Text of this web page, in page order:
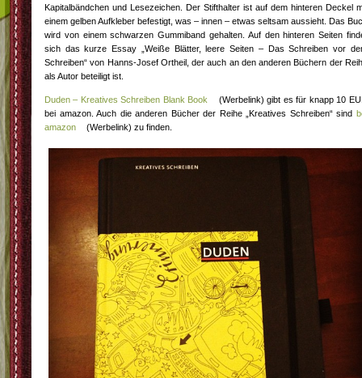
Kapitalbändchen und Lesezeichen. Der Stifthalter ist auf dem hinteren Deckel
einem gelben Aufkleber befestigt, was – innen – etwas seltsam aussieht. Das
wird von einem schwarzen Gummiband gehalten. Auf den hinteren Seiten
sich das kurze Essay „Weiße Blätter, leere Seiten – Das Schreiben vor
Schreiben“ von Hanns-Josef Ortheil, der auch an den anderen Büchern der
als Autor beteiligt ist.
Duden – Kreatives Schreiben Blank Book
(Werbelink) gibt es für knapp 10
bei amazon. Auch die anderen Bücher der Reihe „Kreatives Schreiben“ sind
amazon
(Werbelink) zu finden.